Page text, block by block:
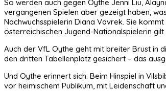
So werden auch gegen Oythe Jenni Liu,
vergangenen Spielen aber gezeigt haben,
Nachwuchsspielerin Diana Vavrek. Sie
österreichischen Jugend-Nationalspielerin
Auch der VfL Oythe geht mit breiter Brust in
den dritten Tabellenplatz gesichert – das
Und Oythe erinnert sich: Beim Hinspiel in
vor heimischem Publikum, mit Leidenschaft